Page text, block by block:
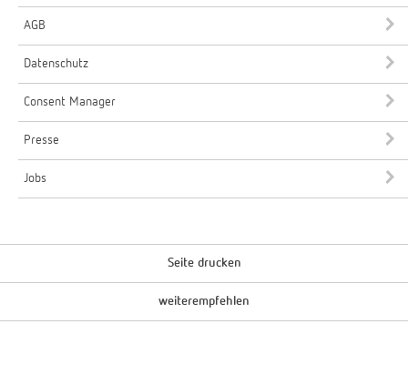
AGB
Datenschutz
Consent Manager
Presse
Jobs
Seite drucken
weiterempfehlen